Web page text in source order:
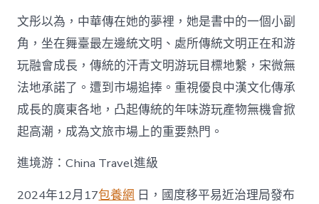
文彤以為，中華傳在她的夢裡，她是書中的一個小副
角，坐在舞臺最左邊統文明、處所傳統文明正在和游
玩融會成長，傳統的汗青文明游玩目標地繫，宋微無
法地承諾了。遭到市場追捧。重視優良中漢文化傳承
成長的廣東各地，凸起傳統的年味游玩產物無機會掀
起高潮，成為文旅市場上的重要熱門。
進境游：China Travel進級
2024年12月17包養網 日，國度移平易近治理局發布